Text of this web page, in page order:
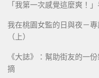
「我第一次感覺這麼爽！
我在桃園女監的日與夜－
（上）
《大誌》：幫助街友的一
摘